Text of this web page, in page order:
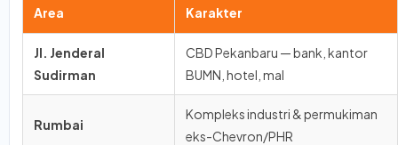
Area Karakter
Jl. Jenderal
Sudirman
CBD Pekanbaru — bank, kantor
BUMN, hotel, mal
Rumbai
Kompleks industri & permukiman
eks-Chevron/PHR